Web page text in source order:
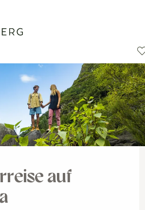
Reiseziele Reisearten Aktionen
auf